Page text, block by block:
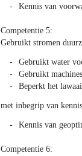
Kennis van
Competentie 5:
Gebruikt stromen
Gebruikt water
Gebruikt
Beperkt het
met inbegrip van
Kennis van
Competentie 6: